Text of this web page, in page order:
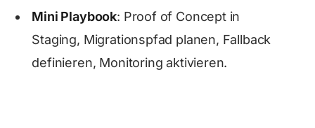
Mini Playbook: Proof of Concept in
Staging, Migrationspfad planen, Fallback
definieren, Monitoring aktivieren.